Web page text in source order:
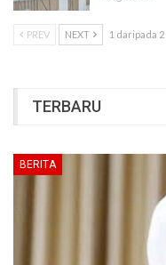
PREV NEXT 1 daripada 2
TERBARU
BERITA